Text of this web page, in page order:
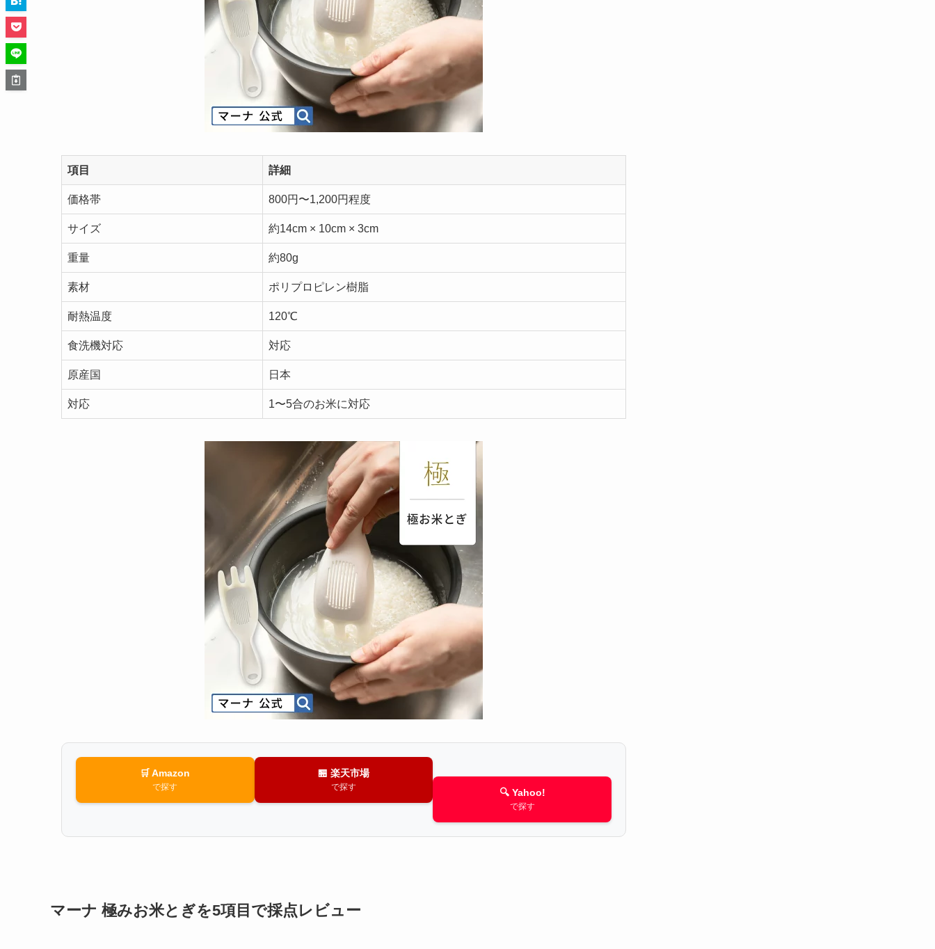
項目 詳細
価格帯 800円〜1,200円程度
サイズ 約14cm × 10cm × 3cm
重量 約80g
素材 ポリプロピレン樹脂
耐熱温度 120℃
食洗機対応 対応
原産国 日本
対応 1〜5合のお米に対応
🛒 Amazon
で探す
🏪 楽天市場
で探す 🔍 Yahoo!
で探す
マーナ 極みお米とぎを5項目で採点レビュー